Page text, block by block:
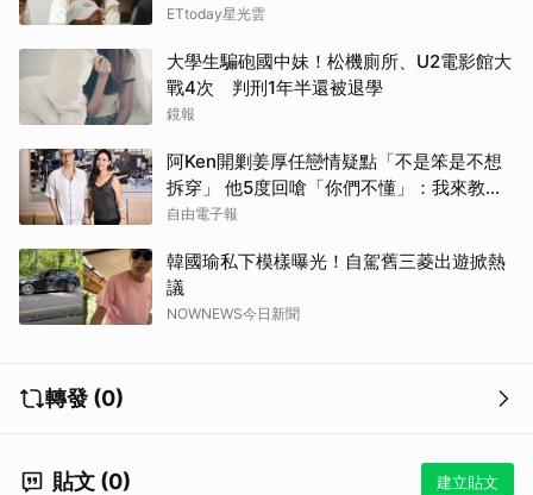
ETtoday星光雲
大學生騙砲國中妹！松機廁所、U2電影館大
戰4次 判刑1年半還被退學
鏡報
阿Ken開剿姜厚任戀情疑點「不是笨是不想
拆穿」 他5度回嗆「你們不懂」：我來教育
你們
自由電子報
韓國瑜私下模樣曝光！自駕舊三菱出遊掀熱
議
NOWNEWS今日新聞
轉發 (0)
貼文 (0) 建立貼文